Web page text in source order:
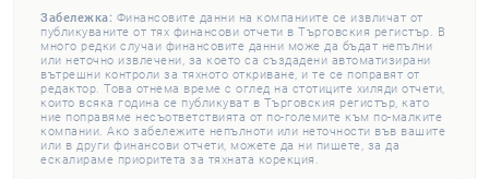
Забележка: Финансовите данни на компаниите се извличат от
публикуваните от тях финансови отчети в Търговския регистър. В
много редки случаи финансовите данни може да бъдат непълни
или неточно извлечени, за което са създадени автоматизирани
вътрешни контроли за тяхното откриване, и те се поправят от
редактор. Това отнема време с оглед на стотиците хиляди отчети,
които всяка година се публикуват в Търговския регистър, като
ние поправяме несъответствията от по-големите към по-малките
компании. Ако забележите непълноти или неточности във вашите
или в други финансови отчети, можете да ни пишете, за да
ескалираме приоритета за тяхната корекция.